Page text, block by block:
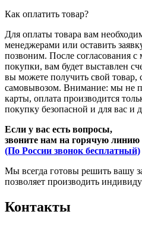
Как оплатить товар?
Для оплаты товара вам
менеджерами или оставить
позвоним. После согласования
покупки, вам будет выставлен
вы можете получить свой товар,
самовывозом. Внимание: мы не
карты, оплата производится
покупку безопасной и для вас и
Если у вас есть вопросы,
звоните нам на горячую линию
(По России звонок бесплатный)
Мы всегда готовы решить вашу
позволяет производить
Контакты